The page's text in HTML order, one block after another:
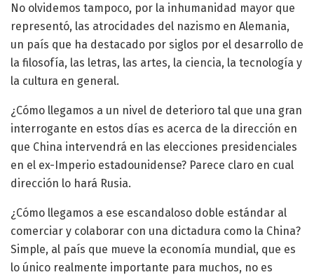
No olvidemos tampoco, por la inhumanidad mayor que
representó, las atrocidades del nazismo en Alemania,
un país que ha destacado por siglos por el desarrollo de
la filosofía, las letras, las artes, la ciencia, la tecnología y
la cultura en general.
¿Cómo llegamos a un nivel de deterioro tal que una gran
interrogante en estos días es acerca de la dirección en
que China intervendrá en las elecciones presidenciales
en el ex-Imperio estadounidense? Parece claro en cual
dirección lo hará Rusia.
¿Cómo llegamos a ese escandaloso doble estándar al
comerciar y colaborar con una dictadura como la China?
Simple, al país que mueve la economía mundial, que es
lo único realmente importante para muchos, no es